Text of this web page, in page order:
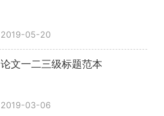
2019-05-20
论文一二三级标题范本
2019-03-06